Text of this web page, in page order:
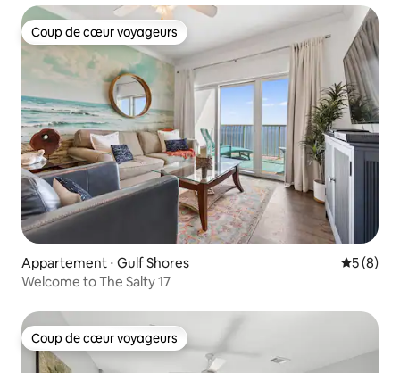
Coup de cœur voyageurs
Coup de cœur voyageurs
Appartement ⋅ Gulf Shores
5 (8)
Welcome to The Salty 17
Coup de cœur voyageurs
Coup de cœur voyageurs